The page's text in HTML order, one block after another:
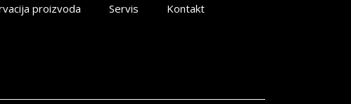
proizvoda Servis
Kontakt